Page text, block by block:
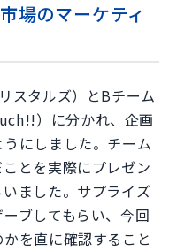
場のマーケティ
スタルズ）とBチーム
）に分かれ、企画
にしました。チーム
とを実際にプレゼン
ました。サプライズ
ブしてもらい、今回
を直に確認すること